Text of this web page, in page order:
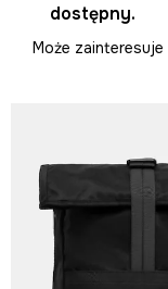
dostępny.
Może